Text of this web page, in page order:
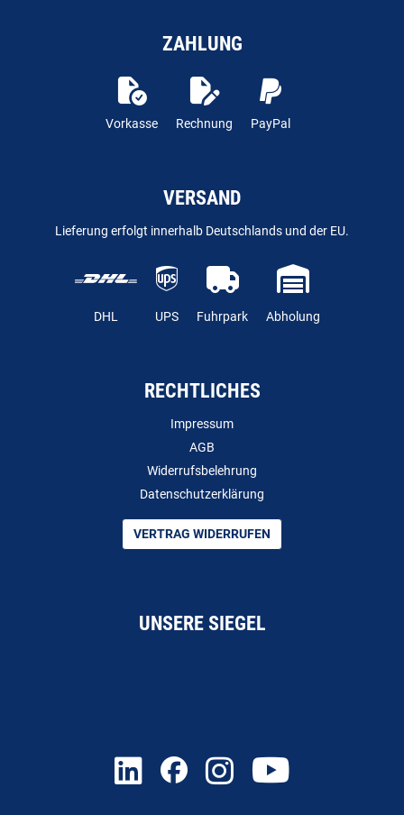
ZAHLUNG
Vorkasse Rechnung PayPal
VERSAND
Lieferung erfolgt innerhalb Deutschlands und der EU.
DHL UPS Fuhrpark Abholung
RECHTLICHES
Impressum
AGB
Widerrufsbelehrung
Datenschutzerklärung
VERTRAG WIDERRUFEN
UNSERE SIEGEL